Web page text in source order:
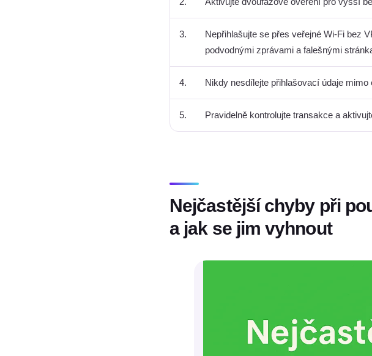
2. Aktivujte dvoufázové ověření pro vyšší
3.
Nepřihlašujte se přes veřejné Wi-Fi bez
podvodnými zprávami a falešnými
4. Nikdy nesdílejte přihlašovací údaje mimo
5. Pravidelně kontrolujte transakce a
Nejčastější chyby při
a jak se jim vyhnout